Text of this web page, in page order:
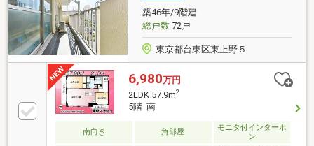
房・食洗機・ディスポーザー・浴室換気乾燥機・トラ
ンクルーム・オートロック・宅配ボックス
築46年/9階建
総戸数72戸
東京都台東区東上野５
6,980万円
2LDK 57.9m2
5階 南
南向き 角部屋
モニタ付インターホ
ン